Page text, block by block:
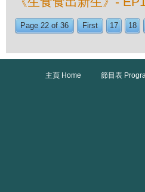
Page 22 of 36 First 17 18
主頁 Home 節目表